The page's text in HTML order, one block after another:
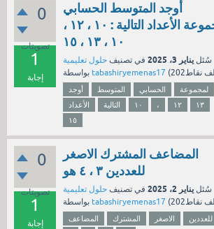
0
تصويتات
1
إجابة
أوجد المتوسط الحسابي
لمجموعة الأعداد التالية : ۱۰ ، ۱۲ ،
۱۰ ، ۱۳ ، ۱٥
سُئل يناير 3، 2025 في تصنيف حلول تعليمية
tabashiryemenas17 ( 202ألف
أوجد المتوسط الحسابي
لمجموعة
الأعداد
التالية ۱۰ ، ۱۲
۱۳
۱٥
0
تصويتات
1
إجابة
المضاعف المشترك الاصغر
للعددين ٣ ، ٤ هو
سُئل يناير 2، 2025 في تصنيف حلول تعليمية
tabashiryemenas17 ( 202ألف
المضاعف المشترك الاصغر
للعددين